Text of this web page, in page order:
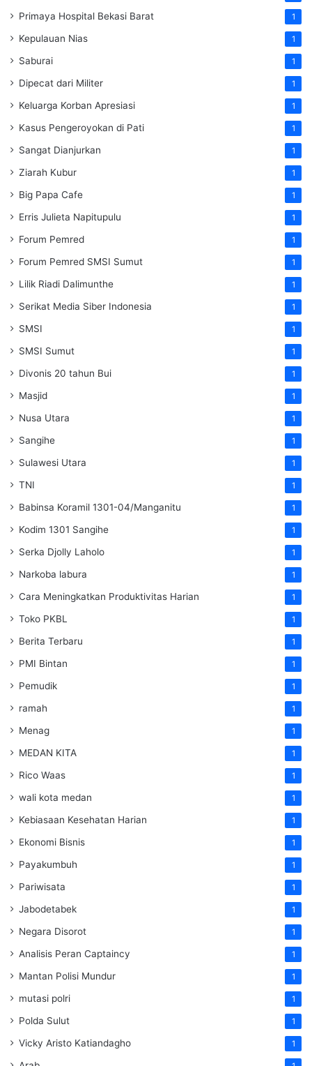
Primaya Hospital Bekasi Barat 1
Kepulauan Nias 1
Saburai 1
Dipecat dari Militer 1
Keluarga Korban Apresiasi 1
Kasus Pengeroyokan di Pati 1
Sangat Dianjurkan 1
Ziarah Kubur 1
Big Papa Cafe 1
Erris Julieta Napitupulu 1
Forum Pemred 1
Forum Pemred SMSI Sumut 1
Lilik Riadi Dalimunthe 1
Serikat Media Siber Indonesia 1
SMSI 1
SMSI Sumut 1
Divonis 20 tahun Bui 1
Masjid 1
Nusa Utara 1
Sangihe 1
Sulawesi Utara 1
TNI 1
Babinsa Koramil 1301-04/Manganitu 1
Kodim 1301 Sangihe 1
Serka Djolly Laholo 1
Narkoba labura 1
Cara Meningkatkan Produktivitas Harian 1
Toko PKBL 1
Berita Terbaru 1
PMI Bintan 1
Pemudik 1
ramah 1
Menag 1
MEDAN KITA 1
Rico Waas 1
wali kota medan 1
Kebiasaan Kesehatan Harian 1
Ekonomi Bisnis 1
Payakumbuh 1
Pariwisata 1
Jabodetabek 1
Negara Disorot 1
Analisis Peran Captaincy 1
Mantan Polisi Mundur 1
mutasi polri 1
Polda Sulut 1
Vicky Aristo Katiandagho 1